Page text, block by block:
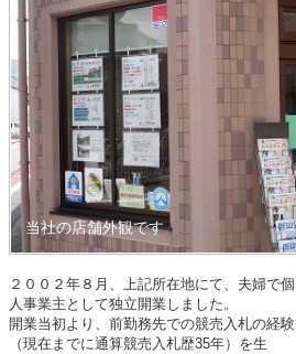
当社の店舗外観です
２００２年８月、上記所在地にて、夫婦で個
人事業主として独立開業しました。
開業当初より、前勤務先での競売入札の経験
（現在までに通算競売入札歴35年）を生